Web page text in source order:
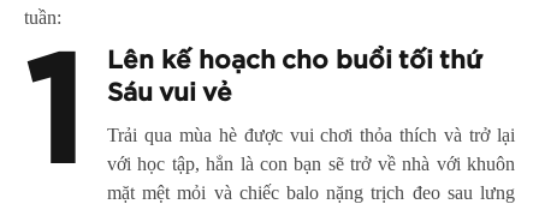
tuần:
1
Lên kế hoạch cho buổi tối thứ
Sáu vui vẻ
Trải qua mùa hè được vui chơi thỏa thích và trở lại
với học tập, hẳn là con bạn sẽ trở về nhà với khuôn
mặt mệt mỏi và chiếc balo nặng trịch đeo sau lưng